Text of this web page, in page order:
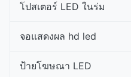
โปสเตอร์ LED ในร่ม
จอแสดงผล hd led
ป้ายโฆษณา LED